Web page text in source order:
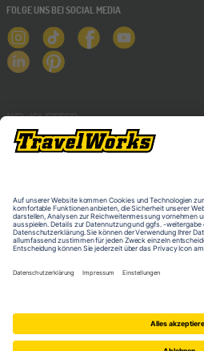
FOLGE UNS BEI SOCIAL MEDIA
NEWSLETTER